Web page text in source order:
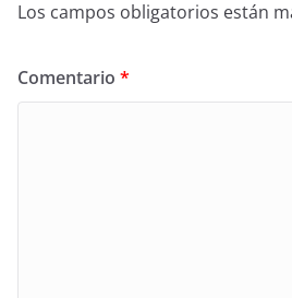
Los campos obligatorios están
Comentario *